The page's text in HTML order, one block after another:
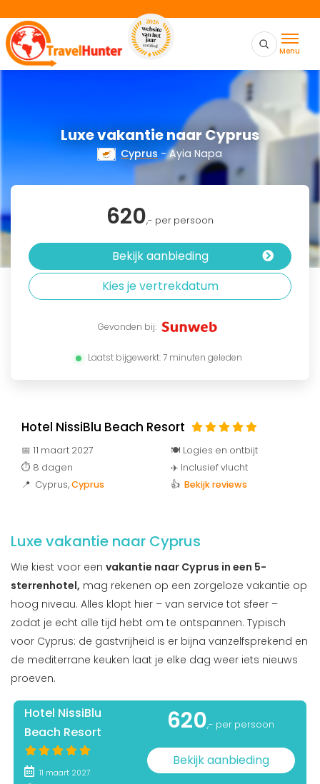
Menu
Luxe vakantie naar Cyprus
Cyprus- Ayia Napa
620,- per persoon
Bekijk aanbieding
Kies je vertrekdatum
Gevonden bij:
Laatst bijgewerkt: 7 minuten geleden
Hotel NissiBlu Beach Resort
📅 11 maart 2027
⏱️ 8 dagen
📍 Cyprus,Cyprus
🍽️ Logies en ontbijt
✈️ Inclusief vlucht
👍 Bekijk reviews
Luxe vakantie naar Cyprus
Wie kiest voor een vakantie naar Cyprus in een 5-
sterrenhotel, mag rekenen op een zorgeloze vakantie op
hoog niveau. Alles klopt hier – van service tot sfeer –
zodat je echt alle tijd hebt om te ontspannen. Typisch
voor Cyprus: de gastvrijheid is er bijna vanzelfsprekend en
de mediterrane keuken laat je elke dag weer iets nieuws
proeven.
Hotel NissiBlu
Beach Resort
11 maart 2027
620,- per persoon
Bekijk aanbieding